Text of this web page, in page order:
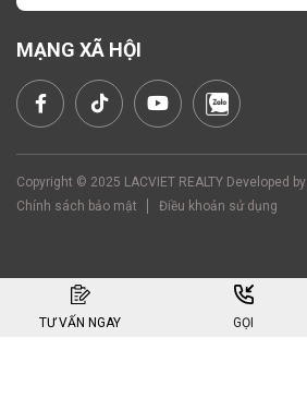
MẠNG XÃ HỘI
Copyright © 2025 LACVIET REALTY Developed by
Chính sách bảo mật
Điều khoản sử dụng
TƯ VẤN NGAY GỌI